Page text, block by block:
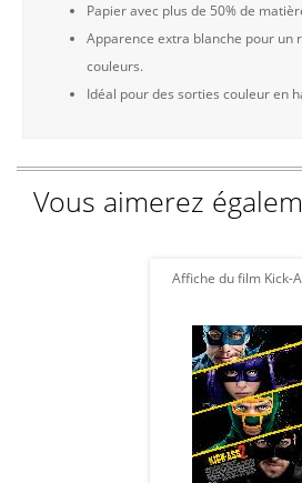
Papier avec plus de 50% de
Apparence extra blanche pour un
couleurs.
Idéal pour des sorties couleur en
Vous aimerez
Affiche du film Kick-